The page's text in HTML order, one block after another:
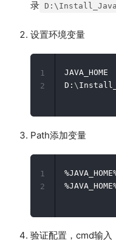
录
设置环境变量
JAVA_HOME
D: \
1
2
Path添加变量
1
2
验证配置，cmd输入